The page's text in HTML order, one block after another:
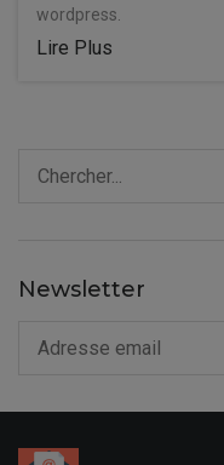
wordpress.
Lire Plus
Newsletter